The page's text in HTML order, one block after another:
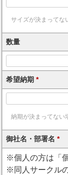
サイズが決まってな
数量
希望納期 *
納期が決まってない
御社名・部署名 *
※個人の方は「
※同人サークル